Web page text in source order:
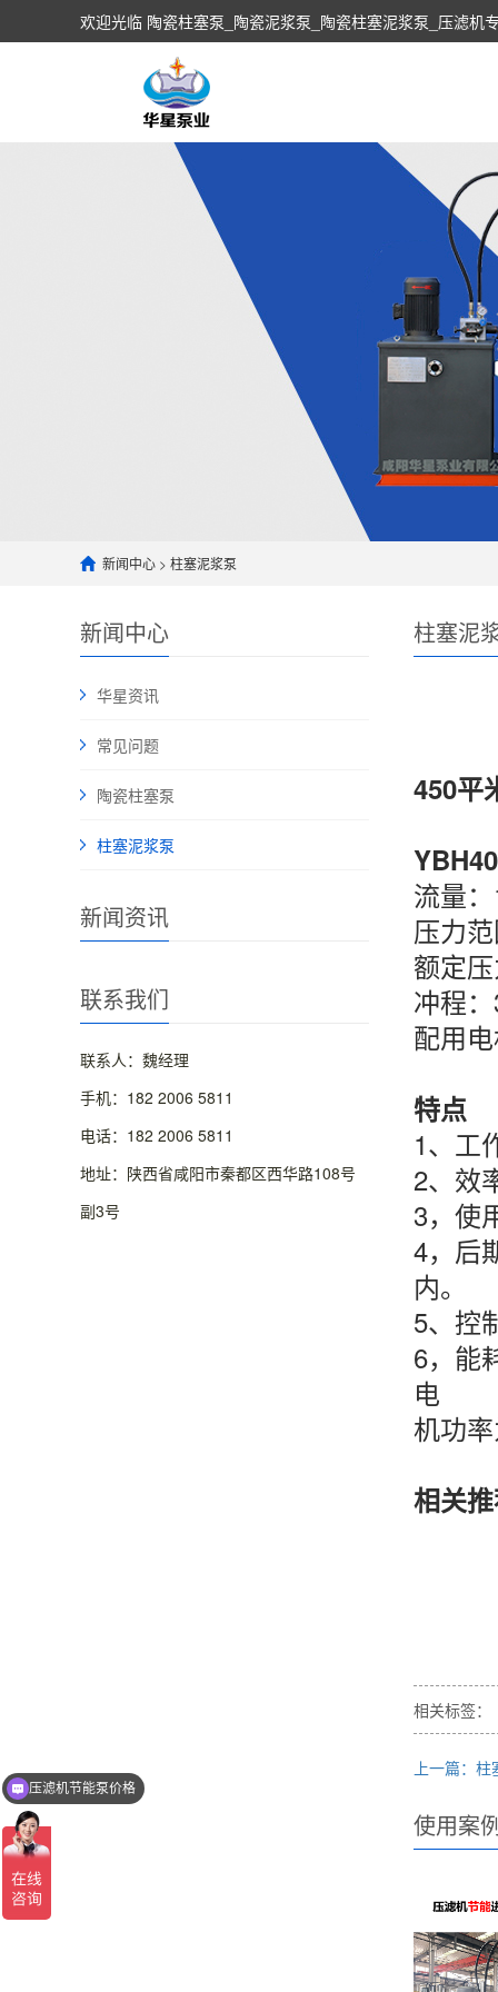
欢迎光临 陶瓷柱塞泵_陶瓷泥浆泵_陶瓷柱塞泥浆泵_压滤机
新闻中心 > 柱塞泥浆泵
新闻中心
华星资讯
常见问题
陶瓷柱塞泵
柱塞泥浆泵
新闻资讯
联系我们
联系人：魏经理
手机：182 2006 5811
电话：182 2006 5811
地址：陕西省咸阳市秦都区西华路108号
副3号
柱塞泥
450平
流量
压力
额定
冲程
配用
特点
1、工
2、效
3，使
4，后
内。
5、控
6，能
电
机功
相关
相关标签：
上一篇：
使用案
液压陶瓷柱塞泥浆泵的规格参数